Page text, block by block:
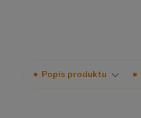
Popis produktu